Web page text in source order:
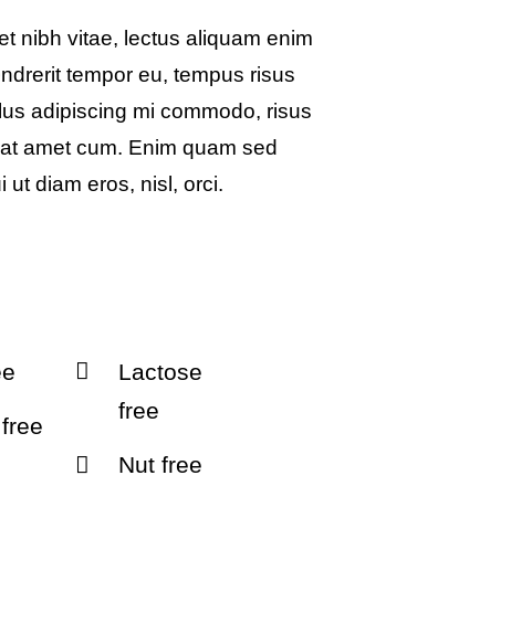
nibh vitae, lectus aliquam enim
tempor eu, tempus risus
adipiscing mi commodo, risus
amet cum. Enim quam sed
ut diam eros, nisl, orci.
Lactose
free
Nut free